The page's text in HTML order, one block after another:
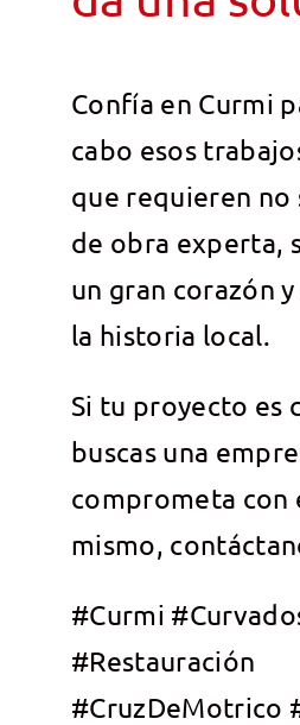
Confía en Curmi
cabo esos
que requieren no
de obra experta,
un gran corazón
la historia local.
Si tu proyecto es
buscas una
comprometa con
mismo,
#Curmi
#Restauración
#CruzDeMotrico